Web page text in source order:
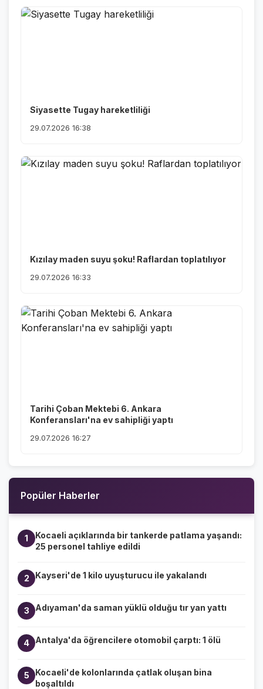
Siyasette Tugay hareketliliği
29.07.2026 16:38
Kızılay maden suyu şoku! Raflardan toplatılıyor
29.07.2026 16:33
Tarihi Çoban Mektebi 6. Ankara
Konferansları'na ev sahipliği yaptı
29.07.2026 16:27
Popüler Haberler
1
Kocaeli açıklarında bir tankerde patlama yaşandı:
25 personel tahliye edildi
2 Kayseri'de 1 kilo uyuşturucu ile yakalandı
3 Adıyaman'da saman yüklü olduğu tır yan yattı
4 Antalya'da öğrencilere otomobil çarptı: 1 ölü
5
Kocaeli'de kolonlarında çatlak oluşan bina
boşaltıldı